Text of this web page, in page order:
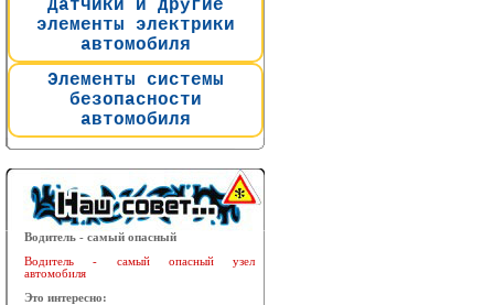
Датчики и другие
элементы электрики
автомобиля
Элементы системы
безопасности
автомобиля
Водитель - самый опасный
Водитель - самый опасный узел
автомобиля
Это интересно: